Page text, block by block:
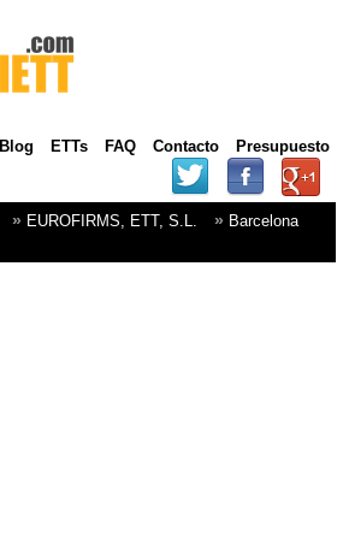
Blog ETTs FAQ Contacto Presupuesto
EUROFIRMS, ETT, S.L.
Barcelona